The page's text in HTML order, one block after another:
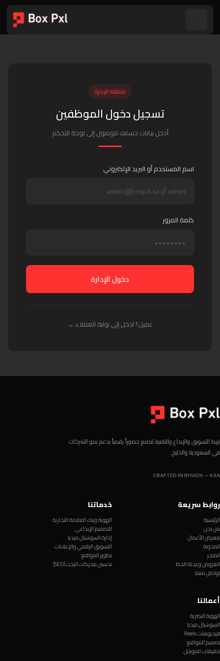
منطقة الإدارة
تسجيل دخول الموظفين
أدخل بيانات حسابك للوصول إلى لوحة التحكم
اسم المستخدم أو البريد الإلكتروني
كلمة المرور
دخول الإدارة
عميل؟ ادخل إلى بوابة العملاء ←
نربط التسويق والإبداع والتقنية لنصنع حضوراً رقمياً يدعم نمو الشركات
في السعودية والخليج.
CRAFTED IN RIYADH — KSA
روابط سريعة
الرئيسية
من نحن
معرض الأعمال
المدونة
المتجر
العروض وعجلة الحظ
تواصل معنا
خدماتنا
الهوية وبناء العلامة التجارية
التصميم الإبداعي
إدارة السوشيال ميديا
التسويق الرقمي والإعلانات
تطوير المواقع
تحسين محركات البحث (SEO)
أعمالنا
الهوية البصرية
السوشيال ميديا
فيديوهات Reels
تصميم المواقع
تطبيقات الموبايل